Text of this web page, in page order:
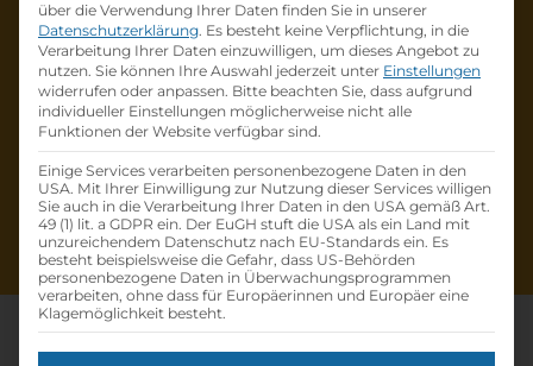
au Schwerpunkt LebensmittelbeiBILLA AG
ist schonbesetzt.
Firmenprofil besuchen
Andere Lehrstelle suchen
über die Verwendung Ihrer Daten finden Sie in unserer
Datenschutzerklärung. Es besteht keine Verpflichtung, in die
Verarbeitung Ihrer Daten einzuwilligen, um dieses Angebot zu
nutzen. Sie können Ihre Auswahl jederzeit unter Einstellungen
widerrufen oder anpassen. Bitte beachten Sie, dass aufgrund
individueller Einstellungen möglicherweise nicht alle
Funktionen der Website verfügbar sind.
Einige Services verarbeiten personenbezogene Daten in den
USA. Mit Ihrer Einwilligung zur Nutzung dieser Services willigen
Sie auch in die Verarbeitung Ihrer Daten in den USA gemäß Art.
49 (1) lit. a GDPR ein. Der EuGH stuft die USA als ein Land mit
unzureichendem Datenschutz nach EU-Standards ein. Es
besteht beispielsweise die Gefahr, dass US-Behörden
personenbezogene Daten in Überwachungsprogrammen
verarbeiten, ohne dass für Europäerinnen und Europäer eine
Klagemöglichkeit besteht.